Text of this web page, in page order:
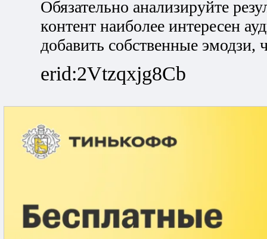
Обязательно анализируйте
контент наиболее интересен
добавить собственные
erid:2Vtzqxjg8Cb